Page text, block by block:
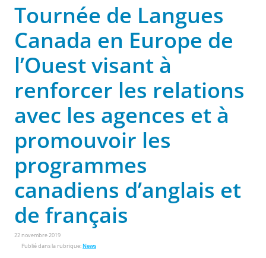
Tournée de Langues
Canada en Europe de
l’Ouest visant à
renforcer les relations
avec les agences et à
promouvoir les
programmes
canadiens d’anglais et
de français
22 novembre 2019
Publié dans la rubrique:News